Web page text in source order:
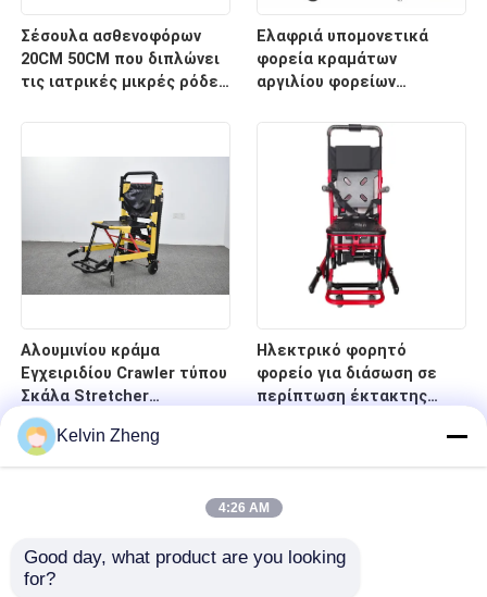
Σέσουλα ασθενοφόρων
20CM 50CM που διπλώνει
τις ιατρικές μικρές ρόδες
Ελαφριά υπομονετικά
φορεία κραμάτων
αργιλίου φορείων
κρεβάτι φορείων
έκτακτης ανάγκης
οπίσθιων στηριγμάτων
Αλουμινίου κράμα
Εγχειριδίου Crawler τύπου
Σκάλα Stretcher
αναδιπλούμενο ελαφρύ
για το νοσοκομείο
μεταφορά ασθενών
Ηλεκτρικό φορητό
φορείο για διάσωση σε
περίπτωση έκτακτης
Kelvin Zheng
4:26 AM
Good day, what product are you looking
for?